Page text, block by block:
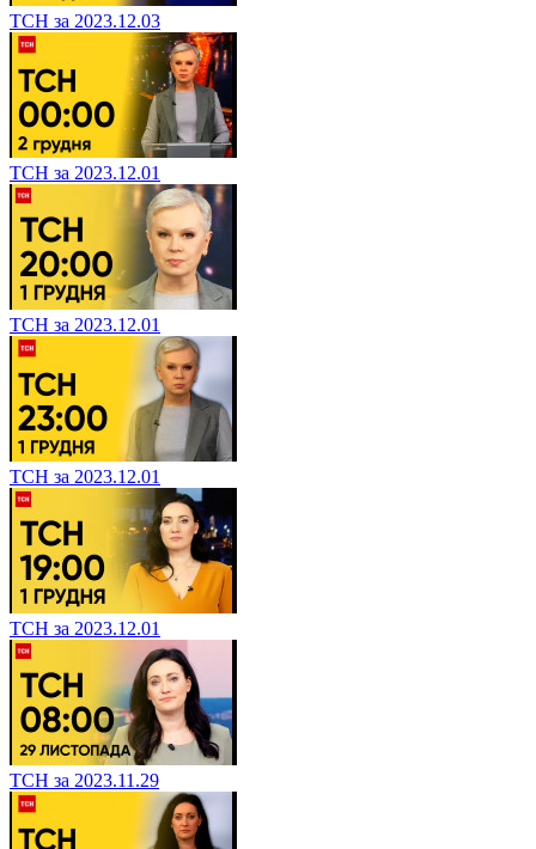
ТСН за 2023.12.03
ТСН за 2023.12.01
ТСН за 2023.12.01
ТСН за 2023.12.01
ТСН за 2023.12.01
ТСН за 2023.11.29